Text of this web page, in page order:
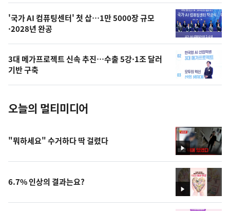
오
늘
사
진
'국가 AI 컴퓨팅센터' 첫 삽…1만 5000장 규모
·2028년 완공
3대 메가프로젝트 신속 추진…수출 5강·1조 달러
기반 구축
오늘의 멀티미디어
영
상
"뭐하세요" 수거하다 딱 걸렸다
영
상
6.7% 인상의 결과는요?